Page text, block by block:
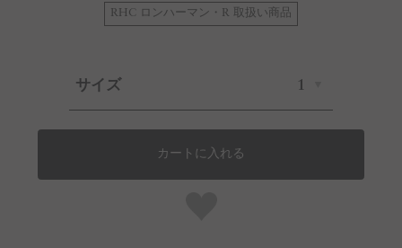
RHC ロンハーマン・R 取扱い商品
サイズ 1
カートに入れる